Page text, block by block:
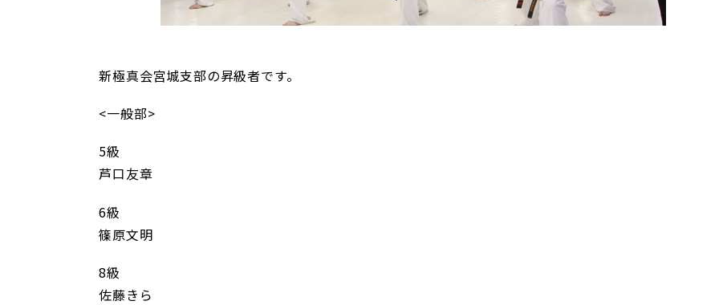
新極真会宮城支部の昇級者です。
<一般部>
5級
芦口友章
6級
篠原文明
8級
佐藤きら